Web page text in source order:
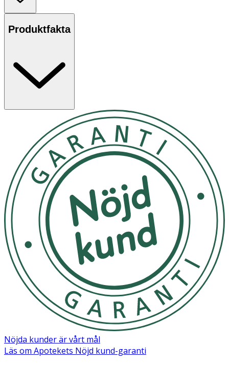
Produktfakta
Nöjda kunder är vårt mål
Läs om Apotekets Nöjd kund-garanti